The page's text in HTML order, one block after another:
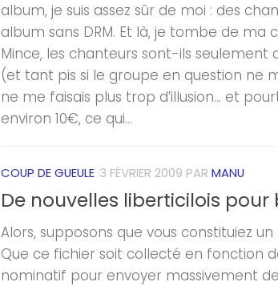
album, je suis assez sûr de moi : des
album sans DRM. Et là, je tombe de ma
Mince, les chanteurs sont-ils
(et tant pis si le groupe en question ne
ne me faisais plus trop d’illusion… et
environ 10€, ce qui...
COUP DE GUEULE 3 FÉVRIER 2009 PAR MANU
De nouvelles liberticilois pour
Alors, supposons que vous constituiez
Que ce fichier soit collecté en fonction
nominatif pour envoyer massivement